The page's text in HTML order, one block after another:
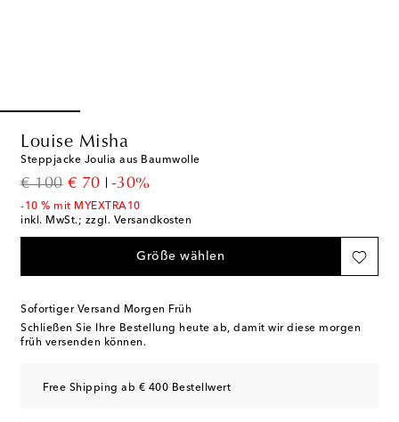
Louise Misha
Steppjacke Joulia aus Baumwolle
€ 100
original price
€ 70
discount price
-30%
-10 % mit MYEXTRA10
inkl. MwSt.; zzgl. Versandkosten
Größe wählen
Sofortiger Versand Morgen Früh
Schließen Sie Ihre Bestellung heute ab, damit wir diese morgen
früh versenden können.
Free Shipping ab € 400 Bestellwert